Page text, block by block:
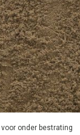
onder bestrating